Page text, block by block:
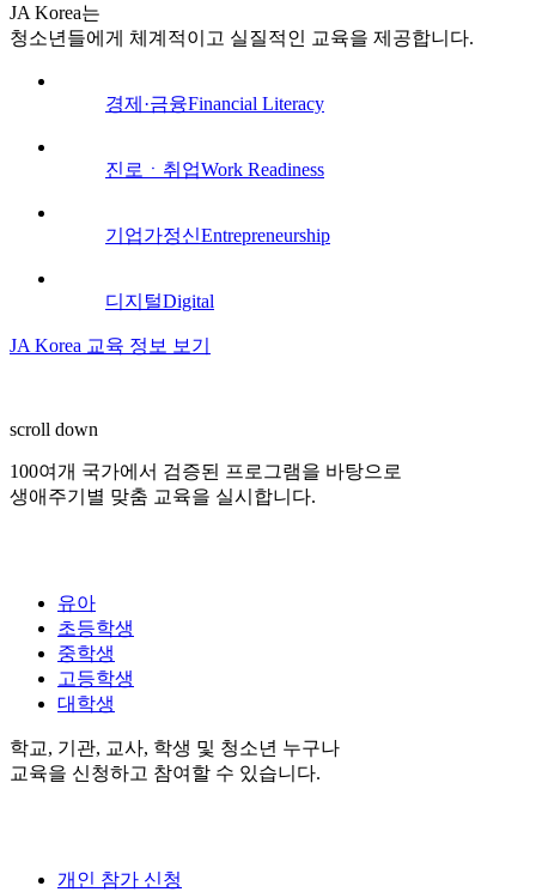
JA Korea는
청소년들에게 체계적이고 실질적인 교육을 제공합니다.
경제·금융Financial Literacy
진로ㆍ취업Work Readiness
기업가정신Entrepreneurship
디지털Digital
JA Korea 교육 정보 보기
scroll down
100여개 국가에서 검증된 프로그램을 바탕으로
생애주기별 맞춤 교육을 실시합니다.
유아
초등학생
중학생
고등학생
대학생
학교, 기관, 교사, 학생 및 청소년 누구나
교육을 신청하고 참여할 수 있습니다.
개인 참가 신청